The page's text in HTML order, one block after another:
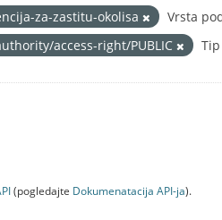
za-zastitu-okolisa
Vrsta
access-right/PUBLIC
(pogledajte Dokumenаtаcijа API-jа).